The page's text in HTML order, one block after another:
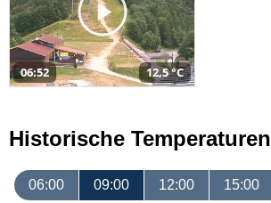
06:52 12,5 °C
Historische Temperaturen
06:00 09:00 12:00 15:00